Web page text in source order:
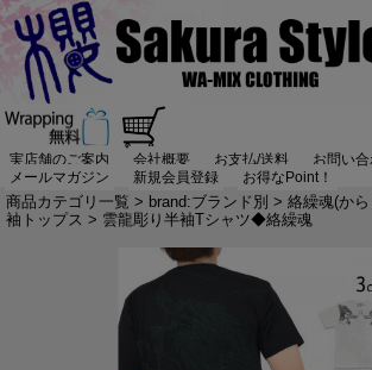
実店舗のご案内 会社概要 お支払/送料
お問い
メールマガジン
新規会員登録 お得なPoint！
商品カテゴリ一覧 > brand:ブランド別 > 絡繰魂(から
袖トップス > 雲龍彫り半袖Tシャツ◆絡繰魂